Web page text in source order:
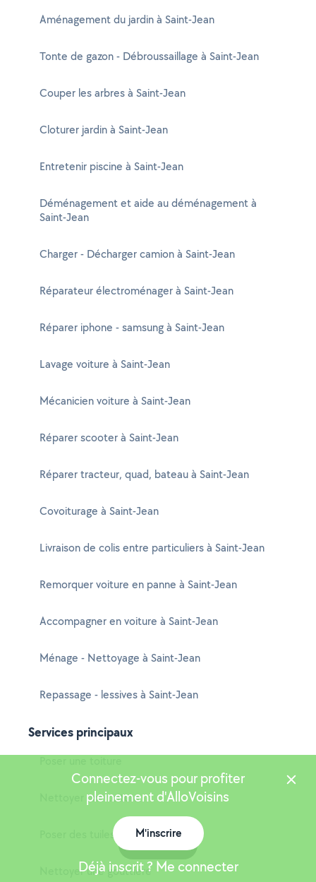
Aménagement du jardin à Saint-Jean
Tonte de gazon - Débroussaillage à Saint-Jean
Couper les arbres à Saint-Jean
Cloturer jardin à Saint-Jean
Entretenir piscine à Saint-Jean
Déménagement et aide au déménagement à
Saint-Jean
Charger - Décharger camion à Saint-Jean
Réparateur électroménager à Saint-Jean
Réparer iphone - samsung à Saint-Jean
Lavage voiture à Saint-Jean
Mécanicien voiture à Saint-Jean
Réparer scooter à Saint-Jean
Réparer tracteur, quad, bateau à Saint-Jean
Covoiturage à Saint-Jean
Livraison de colis entre particuliers à Saint-Jean
Remorquer voiture en panne à Saint-Jean
Accompagner en voiture à Saint-Jean
Ménage - Nettoyage à Saint-Jean
Repassage - lessives à Saint-Jean
Services principaux
Nettoyer une toiture
Poser des tuiles
Nettoyer une gouttière
Connectez-vous pour profiter
pleinement d'AlloVoisins
M'inscrire
Déjà inscrit ? Me connecter